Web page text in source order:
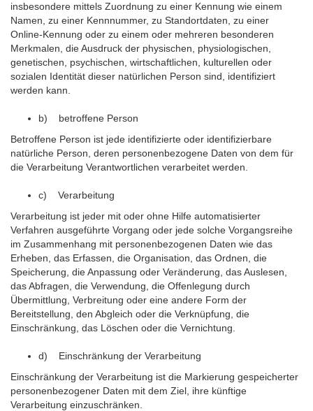
insbesondere mittels Zuordnung zu einer Kennung wie einem
Namen, zu einer Kennnummer, zu Standortdaten, zu einer
Online-Kennung oder zu einem oder mehreren besonderen
Merkmalen, die Ausdruck der physischen, physiologischen,
genetischen, psychischen, wirtschaftlichen, kulturellen oder
sozialen Identität dieser natürlichen Person sind, identifiziert
werden kann.
b) betroffene Person
Betroffene Person ist jede identifizierte oder identifizierbare
natürliche Person, deren personenbezogene Daten von dem für
die Verarbeitung Verantwortlichen verarbeitet werden.
c) Verarbeitung
Verarbeitung ist jeder mit oder ohne Hilfe automatisierter
Verfahren ausgeführte Vorgang oder jede solche Vorgangsreihe
im Zusammenhang mit personenbezogenen Daten wie das
Erheben, das Erfassen, die Organisation, das Ordnen, die
Speicherung, die Anpassung oder Veränderung, das Auslesen,
das Abfragen, die Verwendung, die Offenlegung durch
Übermittlung, Verbreitung oder eine andere Form der
Bereitstellung, den Abgleich oder die Verknüpfung, die
Einschränkung, das Löschen oder die Vernichtung.
d) Einschränkung der Verarbeitung
Einschränkung der Verarbeitung ist die Markierung gespeicherter
personenbezogener Daten mit dem Ziel, ihre künftige
Verarbeitung einzuschränken.